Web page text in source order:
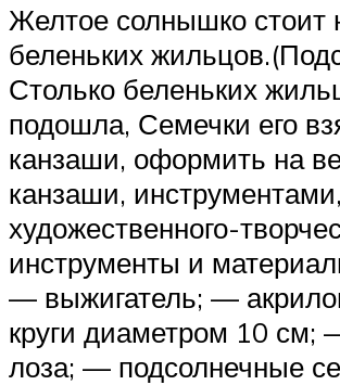
Желтое солнышко стоит
беленьких
Столько беленьких
подошла, Семечки его
канзаши, оформить на
канзаши,
художественного-
инструменты и
— выжигатель; —
круги диаметром 10 см;
лоза; — подсолнечные